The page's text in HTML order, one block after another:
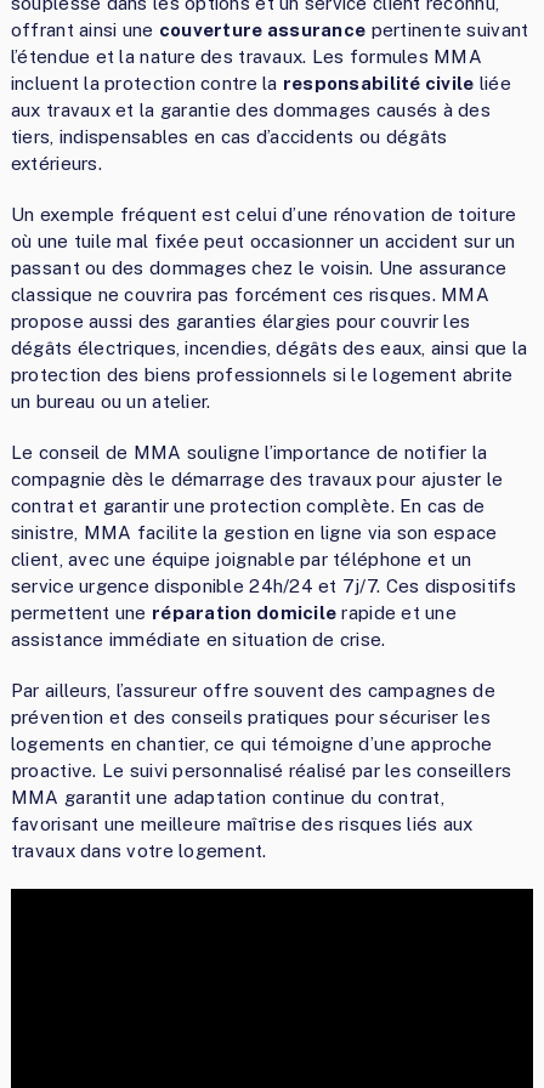
offrant ainsi une couverture assurance pertinente suivant
l’étendue et la nature des travaux. Les formules MMA
incluent la protection contre la responsabilité civile liée
aux travaux et la garantie des dommages causés à des
tiers, indispensables en cas d’accidents ou dégâts
extérieurs.
Un exemple fréquent est celui d’une rénovation de toiture
où une tuile mal fixée peut occasionner un accident sur un
passant ou des dommages chez le voisin. Une assurance
classique ne couvrira pas forcément ces risques. MMA
propose aussi des garanties élargies pour couvrir les
dégâts électriques, incendies, dégâts des eaux, ainsi que la
protection des biens professionnels si le logement abrite
un bureau ou un atelier.
Le conseil de MMA souligne l’importance de notifier la
compagnie dès le démarrage des travaux pour ajuster le
contrat et garantir une protection complète. En cas de
sinistre, MMA facilite la gestion en ligne via son espace
client, avec une équipe joignable par téléphone et un
service urgence disponible 24h/24 et 7j/7. Ces dispositifs
permettent une réparation domicile rapide et une
assistance immédiate en situation de crise.
Par ailleurs, l’assureur offre souvent des campagnes de
prévention et des conseils pratiques pour sécuriser les
logements en chantier, ce qui témoigne d’une approche
proactive. Le suivi personnalisé réalisé par les conseillers
MMA garantit une adaptation continue du contrat,
favorisant une meilleure maîtrise des risques liés aux
travaux dans votre logement.